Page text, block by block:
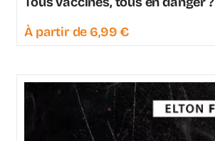
À partir de 6,99€